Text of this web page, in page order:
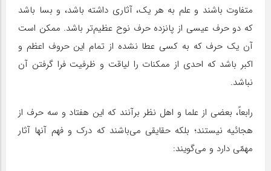
متفاوت باشند و علم به هر یک، آثارى داشته باشد، و بسا باشد
که دو حرف عیسى از پانزده حرف نوح عظیم‌تر باشد. ممکن است
آن یک حرف که به کسى عطا نشده از تمام این حروف اعظم و
اکبر باشد که احدى از ممکنات را لیاقت و ظرفیت فرا گرفتن آن
نباشد.
رابعاً، بعضى از علما و اهل نظر برآنند که این هفتاد و سه حرف از
هجائیه نیستند؛ بلکه حقایقى مى‌باشند که درک و فهم آنها آثار
مهمّى دارد و مى‌گویند: